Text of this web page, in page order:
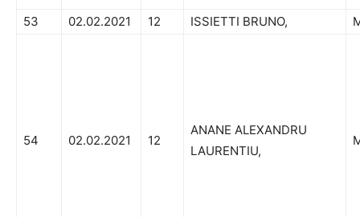
53 02.02.2021 12 ISSIETTI BRUNO,
54 02.02.2021 12
ANANE ALEXANDRU
LAURENTIU,